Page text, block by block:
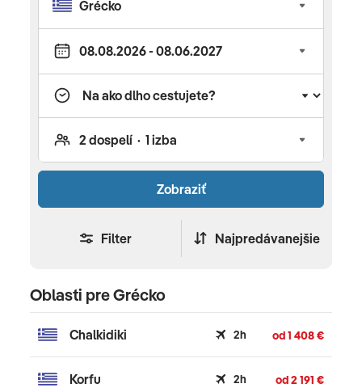
celého sveta, exotické pobyty, luxusné okružné
plavby alebo relax vo wellness hoteloch aktuálne
v posledných termínoch počas celej zimy aj leta.
Oblasti pre Grécko
Chalkidiki 2h od 1 408 €
Korfu 2h od 2 191 €
Zobraziť
Filter Najpredávanejšie